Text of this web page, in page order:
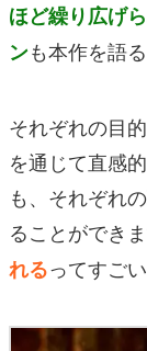
ほど繰り広げ
ンも本作を語
それぞれの目
を通じて直感
も、それぞれ
ることができま
れるってすごい